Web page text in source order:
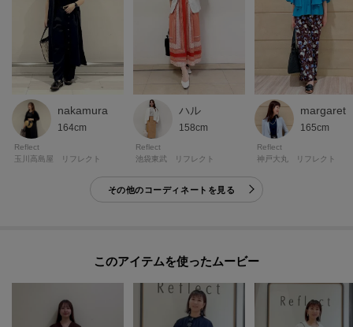
nakamura
164cm
Reflect
玉川高島屋 リフレクト
ハル
158cm
Reflect
池袋東武 リフレクト
margaret
165cm
Reflect
神戸大丸 リフレクト
その他のコーディネートを見る
このアイテムを使ったムービー